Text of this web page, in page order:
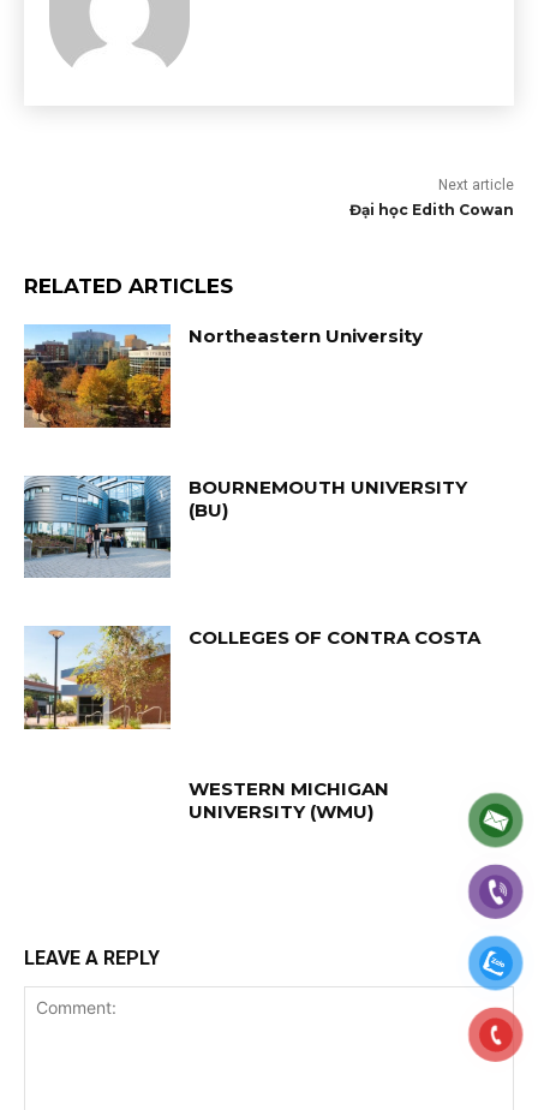
Next article
Đại học Edith Cowan
RELATED ARTICLES
Northeastern University
BOURNEMOUTH UNIVERSITY
(BU)
COLLEGES OF CONTRA COSTA
WESTERN MICHIGAN
UNIVERSITY (WMU)
LEAVE A REPLY